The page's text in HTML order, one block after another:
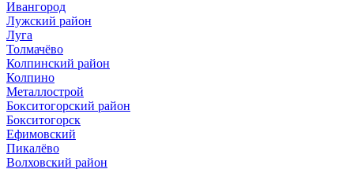
Ивангород
Лужский район
Луга
Толмачёво
Колпинский район
Колпино
Металлострой
Бокситогорский район
Бокситогорск
Ефимовский
Пикалёво
Волховский район